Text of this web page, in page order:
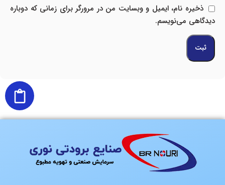
ذخیره نام، ایمیل و وبسایت من در مرورگر برای زمانی که دوباره
دیدگاهی می‌نویسم.